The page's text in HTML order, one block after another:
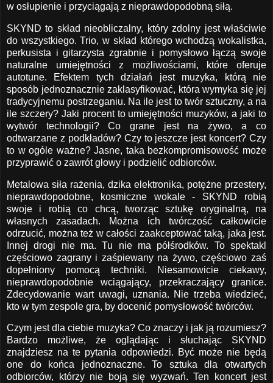
w osłupienie i przyciągają z nieprawdopodobną siłą.
SKYND to skład nieobliczalny, który zdolny jest właściwie
do wszystkiego. Trio, w skład którego wchodzą wokalistka,
perkusista i gitarzysta zgrabnie i pomysłowo łączą swoje
naturalne umiejętności z możliwościami, które oferuje
autotune. Efektem tych działań jest muzyka, którą nie
sposób jednoznacznie zaklasyfikować, która wymyka się jej
tradycyjnemu postrzeganiu. Na ile jest to twór sztuczny, a na
ile szczery? Jaki procent to umiejętności muzyków, a jaki to
wytwór technologii? Co grane jest na żywo, a co
odtwarzane z podkładów? Czy to jeszcze jest koncert? Czy
to w ogóle ważne? Jasne, taka bezkompromisowość może
przyprawić o zawrót głowy i podzielić odbiorców.
Metalowa siła rażenia, dzika elektronika, potężne przestery,
nieprawdopodobne, kosmiczne wokale - SKYND robią
swoje i robią co chcą, tworząc sztukę oryginalną, na
własnych zasadach. Można ich twórczość całkowicie
odrzucić, można też w całości zaakceptować taką, jaka jest.
Innej drogi nie ma. Tu nie ma półśrodków. To spektakl
częściowo zagrany i zaśpiewany na żywo, częściowo zaś
dopełniony pomocą techniki. Niesamowicie ciekawy,
nieprawdopodobnie wciągający, przekraczający granice.
Zdecydowanie wart uwagi, uznania. Nie trzeba wiedzieć,
kto w tym zespole gra, by docenić pomysłowość twórców.
Czym jest dla ciebie muzyka? Co znaczy i jak ją rozumiesz?
Bardzo możliwe, że oglądając i słuchając SKYND
znajdziesz na te pytania odpowiedzi. Być może nie będą
one do końca jednoznaczne. To sztuka dla otwartych
odbiorców, którzy nie boją się wyzwań. Ten koncert jest